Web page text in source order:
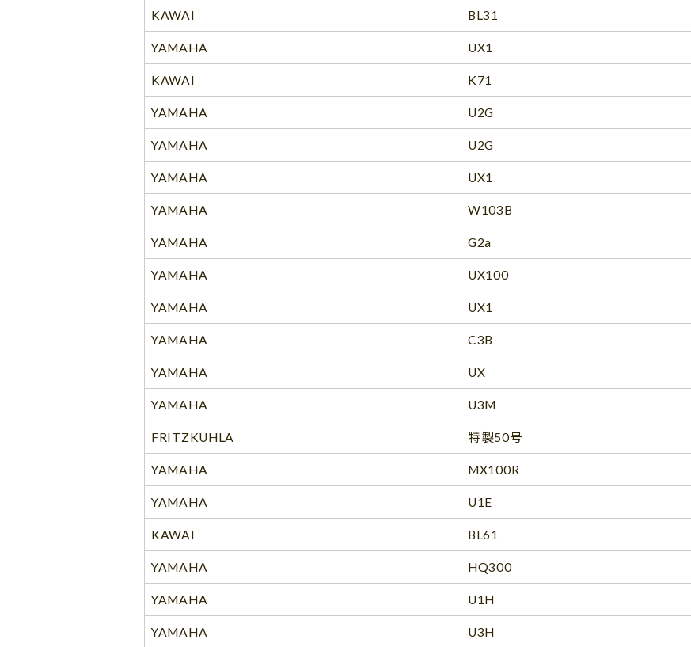
KAWAI BL31
YAMAHA UX1
KAWAI K71
YAMAHA U2G
YAMAHA U2G
YAMAHA UX1
YAMAHA W103B
YAMAHA G2a
YAMAHA UX100
YAMAHA UX1
YAMAHA C3B
YAMAHA UX
YAMAHA U3M
FRITZKUHLA 特製50号
YAMAHA MX100R
YAMAHA U1E
KAWAI BL61
YAMAHA HQ300
YAMAHA U1H
YAMAHA U3H